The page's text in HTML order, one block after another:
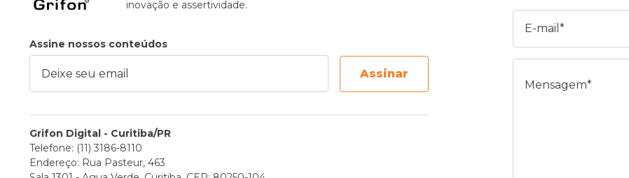
inovação e assertividade.
Assine nossos conteúdos
seu email Assinar
Grifon Digital - Curitiba/PR
Telefone: (11) 3186-8110
Endereço: Rua Pasteur, 463